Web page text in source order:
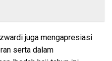
juga mengapresiasi
serta dalam